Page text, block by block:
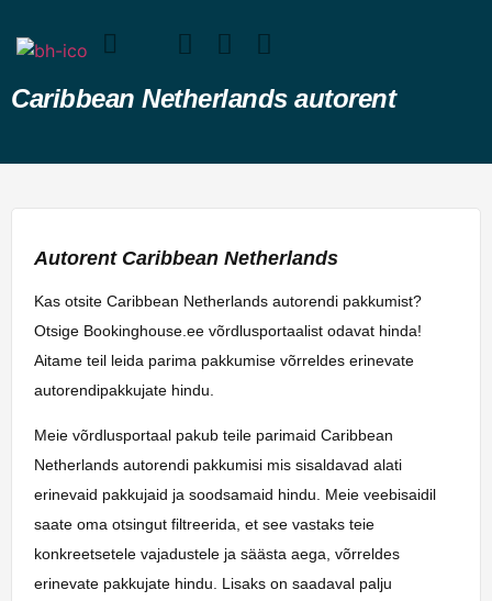
Caribbean Netherlands autorent
Autorent Caribbean Netherlands
Kas otsite Caribbean Netherlands autorendi pakkumist?
Otsige Bookinghouse.ee võrdlusportaalist odavat hinda!
Aitame teil leida parima pakkumise võrreldes erinevate
autorendipakkujate hindu.
Meie võrdlusportaal pakub teile parimaid Caribbean
Netherlands autorendi pakkumisi mis sisaldavad alati
erinevaid pakkujaid ja soodsamaid hindu. Meie veebisaidil
saate oma otsingut filtreerida, et see vastaks teie
konkreetsetele vajadustele ja säästa aega, võrreldes
erinevate pakkujate hindu. Lisaks on saadaval palju